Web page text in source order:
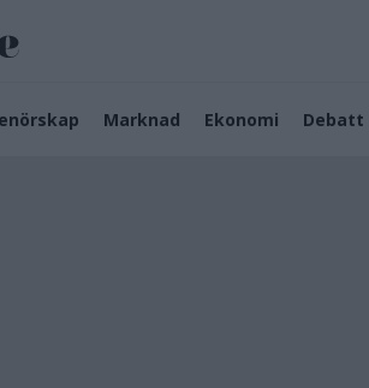
Marknad Ekonomi Debatt